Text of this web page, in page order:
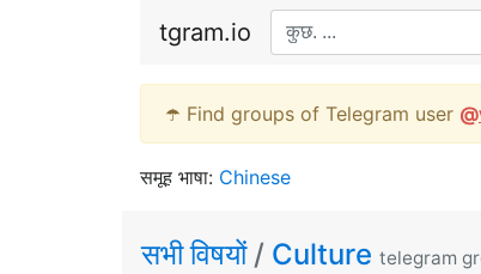
tgram.io
☂️ Find groups of Telegram user @
समूह भाषा: Chinese
सभी विषयों / Culture telegram